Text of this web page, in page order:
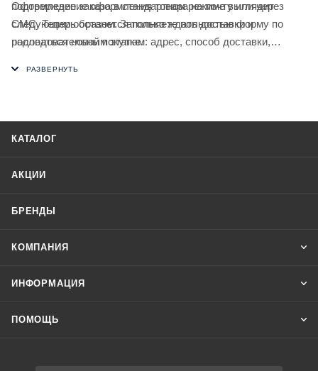
подтверждение оформления товара на почту или через
СМС. Теперь останется только ждать доставки и
радоваться новой покупке.
Оформление заказа в стандартном режиме выглядит
следующим образом. Заполняете полностью форму по
последовательным этапам: адрес, способ доставки,
КАТАЛОГ
АКЦИИ
БРЕНДЫ
КОМПАНИЯ
ИНФОРМАЦИЯ
ПОМОЩЬ